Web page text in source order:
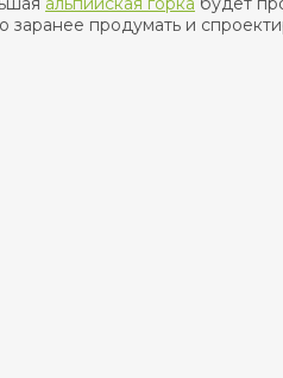
заранее продумать и